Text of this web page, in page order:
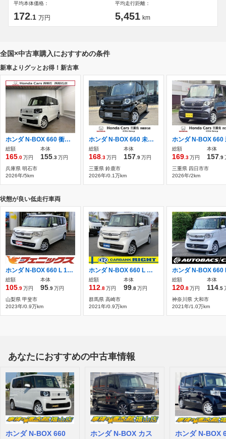
平均本体価格：
172.1 万円
平均走行距離：
5,451 km
全国×中古車購入におすすめの条件
新車よりグッとお得！新古車
ホンダ N-BOX 660 衝突軽減ブレーキ・両側スライド片側電動ス
総額
165 .0万円
本体
155 .3万円
兵庫県 明石市
2026年/5km
ホンダ N-BOX 660 未登録新車 ディスプレイオーディオ
総額
168 .3万円
本体
157 .9万円
三重県 鈴鹿市
2026年/0.1万km
総額
169 .3万円
本体
157 .9
三重県 四日市市
2026年/2km
状態が良い低走行車両
ホンダ N-BOX 660 L 1オーナー/ホンダセンシング/ナビ/Bluetoot
総額
105.9万円
本体
95.9万円
山梨県 甲斐市
2023年/0.9万km
ホンダ N-BOX 660 L 左オートスライド ブレーキサポート
総額
112.8万円
本体
99.8万円
群馬県 高崎市
2021年/0.9万km
総額
120.8万円
本体
114.5
神奈川県 大和市
2021年/1.0万km
あなたにおすすめの中古車情報
ホンダ N-BOX 660
ホンダ N-BOX カス
ホンダ N-BOX